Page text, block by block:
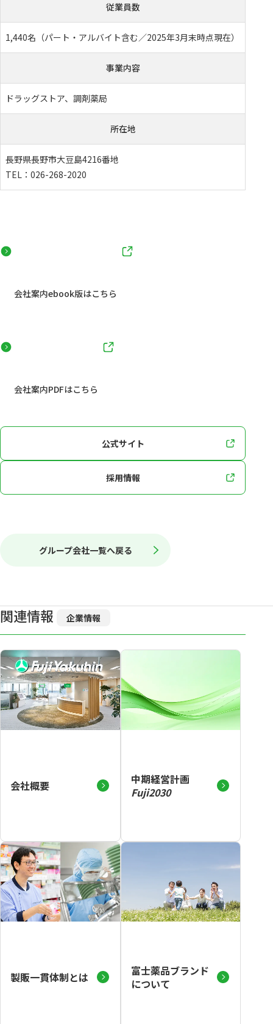
従業員数
1,440名（パート・アルバイト含む／2025年3月末時点現在）
事業内容
ドラッグストア、調剤薬局
所在地
長野県長野市大豆島4216番地
TEL：026-268-2020
会社案内ebook版はこちら
会社案内PDFはこちら
公式サイト
採用情報
グループ会社一覧へ戻る
関連情報 企業情報
会社概要
中期経営計画
Fuji2030
製販一貫体制とは
富士薬品ブランド
について